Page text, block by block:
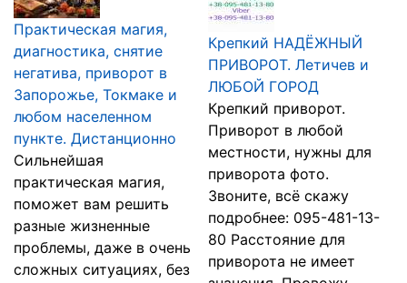
Практическая магия,
диагностика, снятие
негатива, приворот в
Запорожье, Токмаке и
любом населенном
пункте. Дистанционно
Сильнейшая
практическая магия,
поможет вам решить
разные жизненные
проблемы, даже в очень
сложных ситуациях, без
Крепкий НАДЁЖНЫЙ
ПРИВОРОТ. Летичев и
ЛЮБОЙ ГОРОД
Крепкий приворот.
Приворот в любой
местности, нужны для
приворота фото.
Звоните, всё скажу
подробнее: 095-481-13-
80 Расстояние для
приворота не имеет